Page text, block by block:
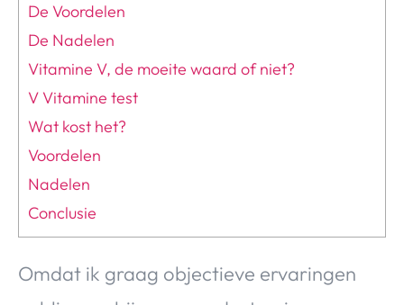
De Voordelen
De Nadelen
Vitamine V, de moeite waard of niet?
V Vitamine test
Wat kost het?
Voordelen
Nadelen
Conclusie
Omdat ik graag objectieve ervaringen